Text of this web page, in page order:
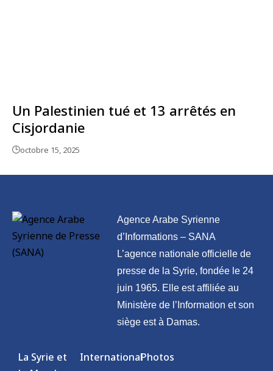
Un Palestinien tué et 13 arrêtés en
Cisjordanie
octobre 15, 2025
Agence Arabe Syrienne
d’Informations – SANA
L’agence nationale officielle de
presse de la Syrie, fondée le 24
juin 1965. Elle est affiliée au
Ministère de l’Information et son
siège est à Damas.
La Syrie et
InternationalPhotos